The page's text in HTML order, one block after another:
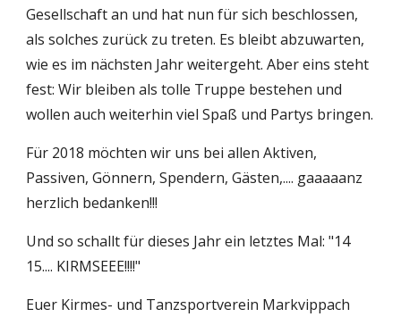
Gesellschaft an und hat nun für sich beschlossen,
als solches zurück zu treten. Es bleibt abzuwarten,
wie es im nächsten Jahr weitergeht. Aber eins steht
fest: Wir bleiben als tolle Truppe bestehen und
wollen auch weiterhin viel Spaß und Partys bringen.
Für 2018 möchten wir uns bei allen Aktiven,
Passiven, Gönnern, Spendern, Gästen,.... gaaaaanz
herzlich bedanken!!!
Und so schallt für dieses Jahr ein letztes Mal: "14
15.... KIRMSEEE!!!!"
Euer Kirmes- und Tanzsportverein Markvippach